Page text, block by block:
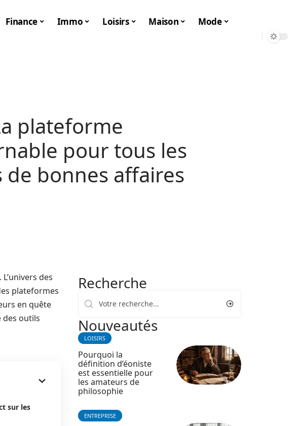
Finance Immo Loisirs Maison Mode
plateforme
pour tous les
de bonnes affaires
des
plateformes
en quête
des outils
sur les
Recherche
Nouveautés
LOISIRS
Pourquoi la
définition d’éoniste
est essentielle pour
les amateurs de
philosophie
ENTREPRISE